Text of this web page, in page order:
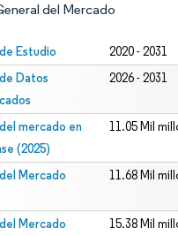
del Mercado
Estudio 2020 - 2031
Datos
2026 - 2031
mercado en
(2025)
11.05 Mil
Mercado
11.68 Mil
Mercado
15.38 Mil